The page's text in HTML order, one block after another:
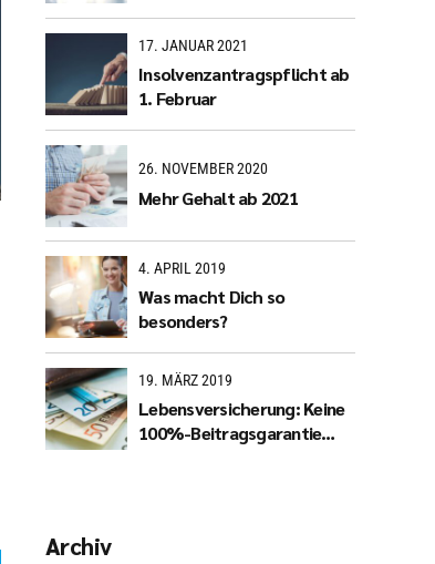
Was Sie als freiwillig
17. JANUAR 2021
Insolvenzantragspflicht ab
1. Februar
26. NOVEMBER 2020
Mehr Gehalt ab 2021
4. APRIL 2019
Was macht Dich so
besonders?
19. MÄRZ 2019
Lebensversicherung: Keine
100%-Beitragsgarantie
Archiv